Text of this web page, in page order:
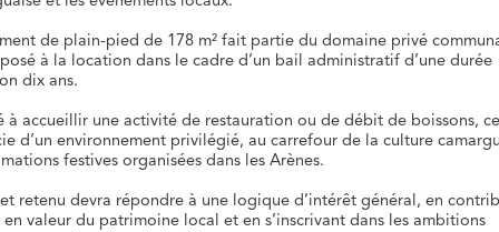
de plain-pied de 178 m² fait partie du domaine privé
à la location dans le cadre d’un bail administratif d’une durée
dix ans.
à accueillir une activité de restauration ou de débit de boissons,
d’un environnement privilégié, au carrefour de la culture
festives organisées dans les Arènes.
retenu devra répondre à une logique d’intérêt général, en
en valeur du patrimoine local et en s’inscrivant dans les ambitions